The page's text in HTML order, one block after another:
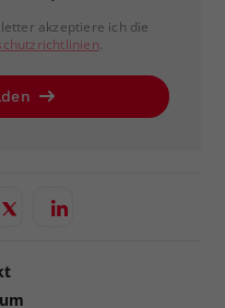
akzeptiere ich die
.